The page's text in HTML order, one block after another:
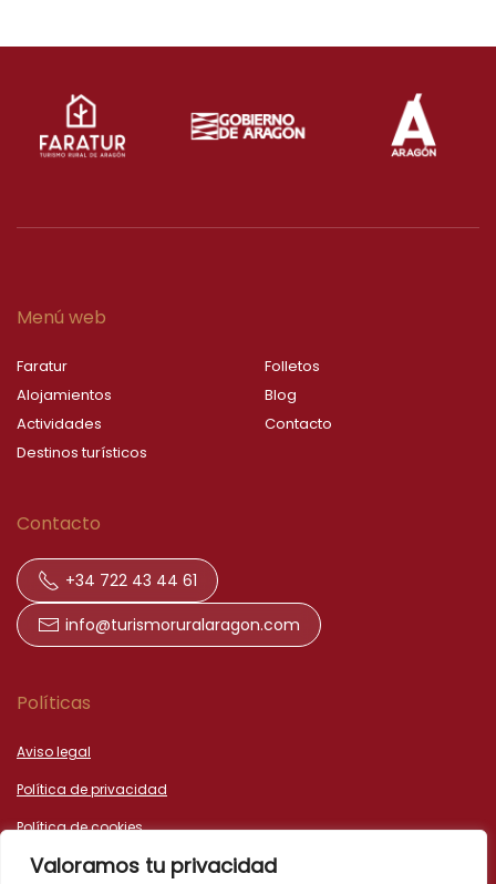
Valoramos tu privacidad
Menú web
Faratur
Alojamientos
Actividades
Destinos turísticos
Folletos
Blog
Contacto
Contacto
+34 722 43 44 61
info@turismoruralaragon.com
Políticas
Aviso legal
Política de privacidad
Política de cookies
Declaración de accesibilidad